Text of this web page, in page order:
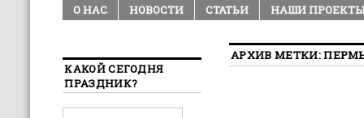
О НАС НОВОСТИ СТАТЬИ НАШИ
АРХИВ МЕТКИ:
КАКОЙ СЕГОДНЯ
ПРАЗДНИК?